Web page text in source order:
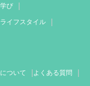
び
ライフスタイル
ついて よくある質問